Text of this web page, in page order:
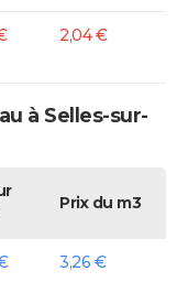
2,04 €
à Selles-sur-
Prix du m3
3,26 €